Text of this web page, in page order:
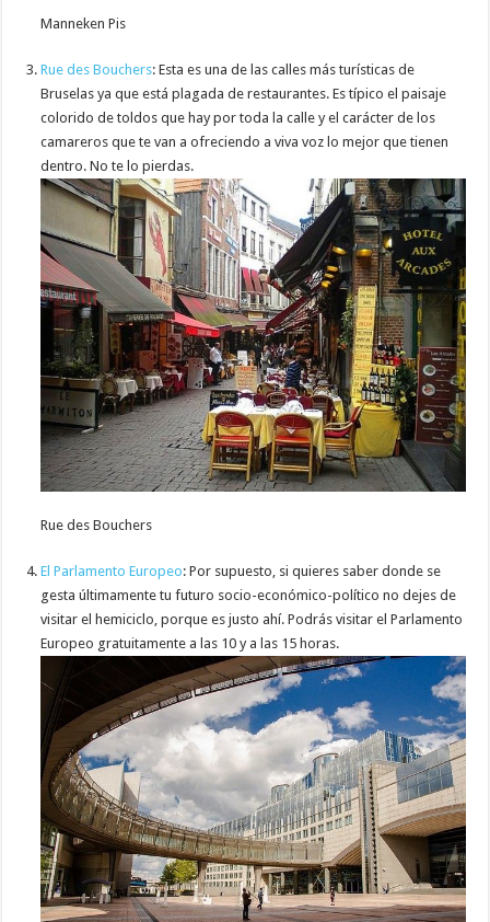
Manneken Pis
Rue des Bouchers: Esta es una de las calles más turísticas de
Bruselas ya que está plagada de restaurantes. Es típico el paisaje
colorido de toldos que hay por toda la calle y el carácter de los
camareros que te van a ofreciendo a viva voz lo mejor que tienen
dentro. No te lo pierdas.
Rue des Bouchers
El Parlamento Europeo: Por supuesto, si quieres saber donde se
gesta últimamente tu futuro socio-económico-político no dejes de
visitar el hemiciclo, porque es justo ahí. Podrás visitar el Parlamento
Europeo gratuitamente a las 10 y a las 15 horas.